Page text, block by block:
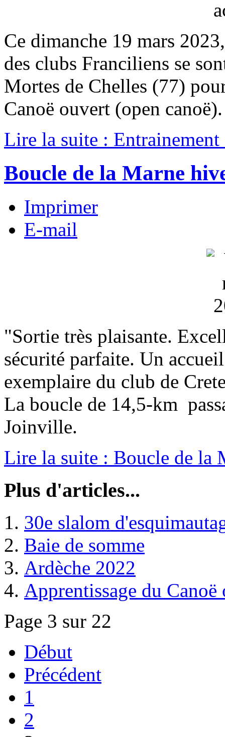
Ce dimanche 19 mars
des clubs Franciliens se
Mortes de Chelles (77)
Canoë ouvert (open canoë).
Lire la suite : Entrainement
Boucle de la Marne
Imprimer
E-mail
"Sortie très plaisante.
sécurité parfaite. Un
exemplaire du club de
La boucle de 14,5-km
Joinville.
Lire la suite : Boucle de la
Plus d'articles...
30e slalom
Baie de somme
Ardèche 2022
Apprentissage du
Page 3 sur 22
Début
Précédent
1
2